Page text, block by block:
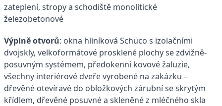
zateplení, stropy a schodiště monolitické
železobetonové
Výplně otvorů: okna hliníková Schüco s izolačními
dvojskly, velkoformátové prosklené plochy se zdvižně-
posuvným systémem, předokenní kovové žaluzie,
všechny interiérové dveře vyrobené na zakázku –
dřevěné otevíravé do obložkových zárubní se skrytým
křídlem, dřevěné posuvné a skleněné z mléčného skla